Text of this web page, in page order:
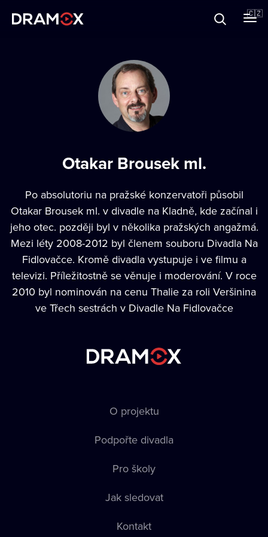
🇨🇿
Otakar Brousek ml.
Po absolutoriu na pražské konzervatoři působil
Otakar Brousek ml. v divadle na Kladně, kde začínal i
jeho otec. později byl v několika pražských angažmá.
Mezi léty 2008-2012 byl členem souboru Divadla Na
Fidlovačce. Kromě divadla vystupuje i ve filmu a
televizi. Příležitostně se věnuje i moderování. V roce
2010 byl nominován na cenu Thalie za roli Veršinina
ve Třech sestrách v Divadle Na Fidlovačce
O projektu
Podpořte divadla
Pro školy
Jak sledovat
Kontakt